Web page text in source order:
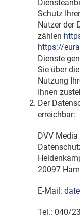
Schutz
Nutzer der
zählen
https://
Dienste
Sie über
Nutzung
Ihnen
Der
erreichbar:
DVV
20097
E-Mail:
Tel.: 040/